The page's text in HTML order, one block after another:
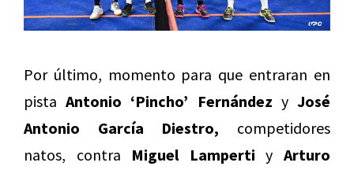
Por último, momento para que entraran en
pistaAntonio ‘Pincho’ Fernández yJosé
Antonio García Diestro, competidores
natos, contra Miguel Lamperti yArturo